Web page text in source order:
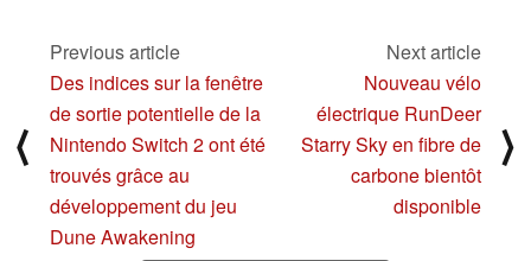
04/07/2023
⟨
Previous article
Des indices sur la fenêtre
de sortie potentielle de la
Nintendo Switch 2 ont été
trouvés grâce au
développement du jeu
Dune Awakening
Next article
Nouveau vélo
électrique RunDeer
Starry Sky en fibre de
carbone bientôt
disponible
⟩